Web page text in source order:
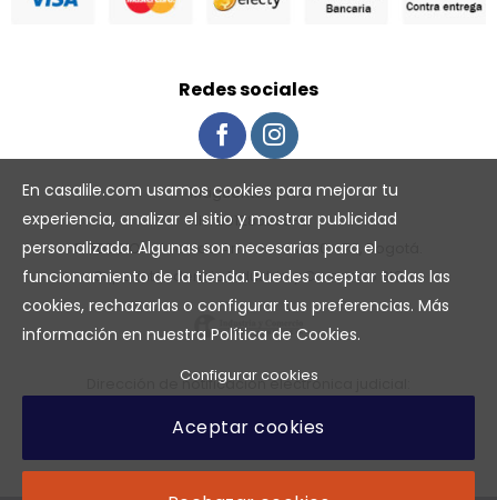
Redes sociales
Maguentex S.A.S
NIT: 901286369-8
DIRECCION: Avenida Américas # 50 - 70, Bogotá.
Superintendencia Industria y Comercio SIC
Dirección de notificación electrónica judicial:
Teléfono de notificacion judicial: 2614924
En casalile.com usamos cookies para mejorar tu
experiencia, analizar el sitio y mostrar publicidad
personalizada. Algunas son necesarias para el
funcionamiento de la tienda. Puedes aceptar todas las
cookies, rechazarlas o configurar tus preferencias. Más
información en nuestra Política de Cookies.
Configurar cookies
Aceptar cookies